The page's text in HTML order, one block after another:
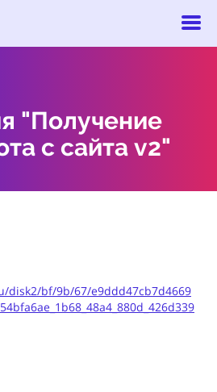
"Получение
с сайта v2"
disk2/bf/9b/67/e9ddd47cb7d4669